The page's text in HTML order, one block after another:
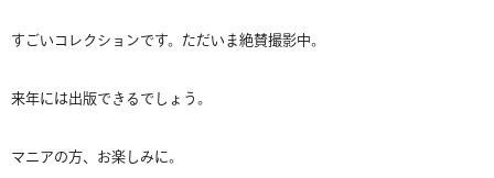
すごいコレクションです。ただいま絶賛撮影中。
来年には出版できるでしょう。
マニアの方、お楽しみに。